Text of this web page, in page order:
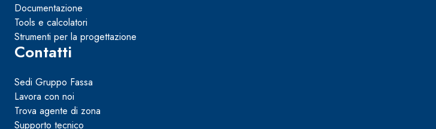
Documentazione
Tools e calcolatori
Strumenti per la progettazione
Contatti
Sedi Gruppo Fassa
Lavora con noi
Trova agente di zona
Supporto tecnico